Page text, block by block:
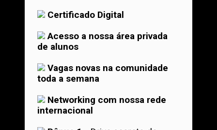
Certificado Digital
Acesso a nossa área privada
de alunos
Vagas novas na comunidade
toda a semana
Networking com nossa rede
internacional